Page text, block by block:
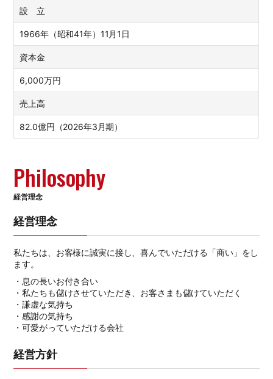
設 立
1966年（昭和41年）11月1日
資本金
6,000万円
売上高
82.0億円（2026年3月期）
Philosophy
経営理念
経営理念
私たちは、お客様に誠実に接し、喜んでいただける「商い」をし
ます。
・息の長いお付き合い
・私たちも儲けさせていただき、お客さまも儲けていただく
・謙虚な気持ち
・感謝の気持ち
・可愛がっていただける会社
経営方針